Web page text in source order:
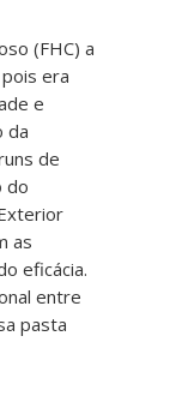
(FHC) a
era
e
da
de
do
as
eficácia.
entre
pasta